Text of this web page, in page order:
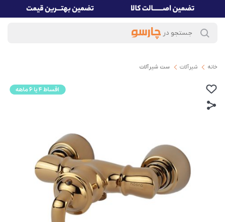
خانه شیرآلات ست شیرآلات